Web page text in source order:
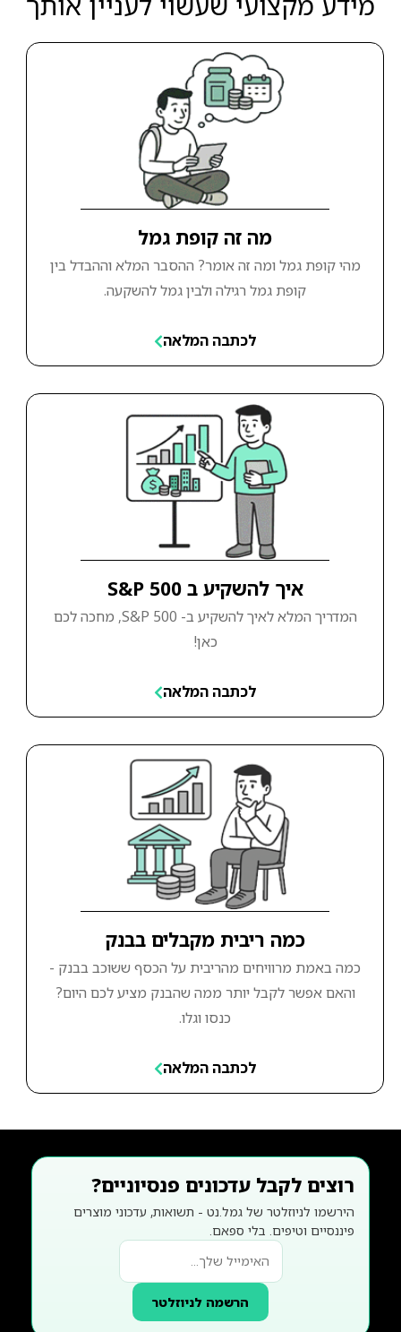
מה זה קופת גמל
מהי קופת גמל ומה זה אומר? ההסבר המלא וההבדל בין
קופת גמל רגילה ולבין גמל להשקעה.
לכתבה המלאה
איך להשקיע ב S&P 500
המדריך המלא לאיך להשקיע ב- S&P 500, מחכה לכם
כאן!
לכתבה המלאה
כמה ריבית מקבלים בבנק
כמה באמת מרוויחים מהריבית על הכסף ששוכב בבנק -
והאם אפשר לקבל יותר ממה שהבנק מציע לכם היום?
כנסו וגלו.
לכתבה המלאה
רוצים לקבל עדכונים פנסיוניים?
הירשמו לניוזלטר של גמל.נט - תשואות, עדכוני מוצרים
פיננסיים וטיפים. בלי ספאם.
הרשמה לניוזלטר